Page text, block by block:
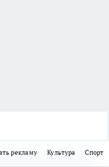
рекламу Культура Спорт